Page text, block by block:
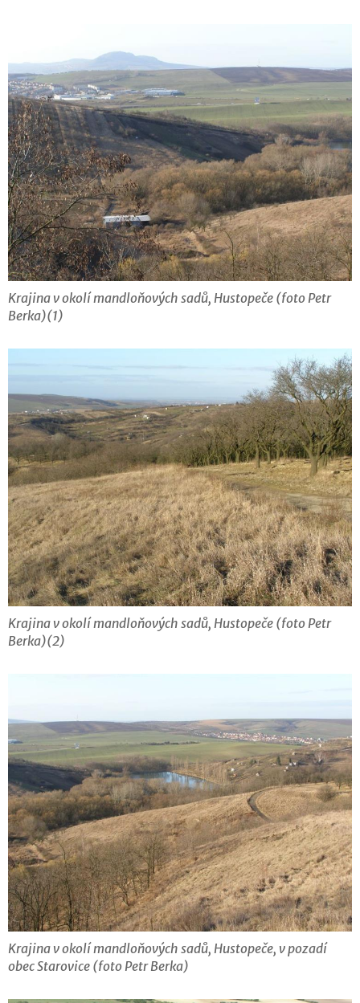
Krajina v okolí mandloňových sadů, Hustopeče (foto Petr
Berka)(1)
Krajina v okolí mandloňových sadů, Hustopeče (foto Petr
Berka)(2)
Krajina v okolí mandloňových sadů, Hustopeče, v pozadí
obec Starovice (foto Petr Berka)